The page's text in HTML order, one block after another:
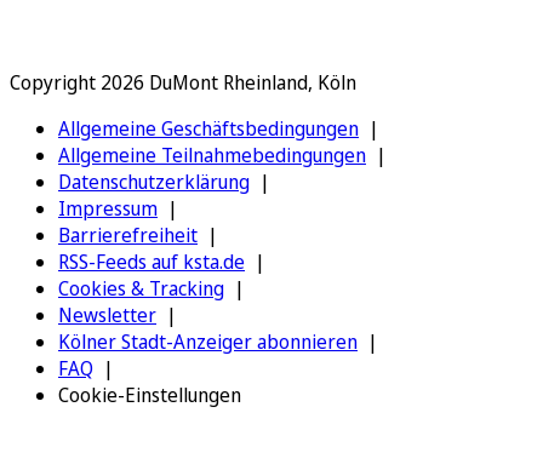
Copyright 2026 DuMont Rheinland, Köln
Allgemeine Geschäftsbedingungen
Allgemeine Teilnahmebedingungen
Datenschutzerklärung
Impressum
Barrierefreiheit
RSS-Feeds auf ksta.de
Cookies & Tracking
Newsletter
Kölner Stadt-Anzeiger abonnieren
FAQ
Cookie-Einstellungen